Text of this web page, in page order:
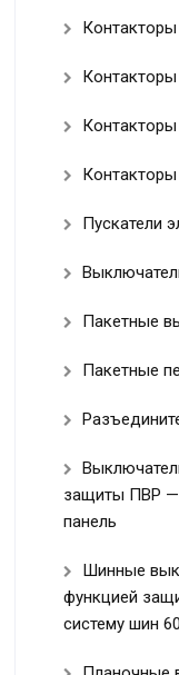
Пускатели
Пакетные
Пакетные
защиты ПВР —
панель
Шинные
функцией
систему шин